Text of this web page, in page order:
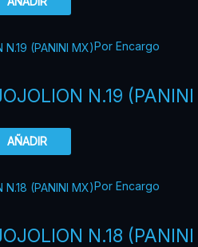
Por Encargo
N.19
AÑADIR
Por Encargo
N.18